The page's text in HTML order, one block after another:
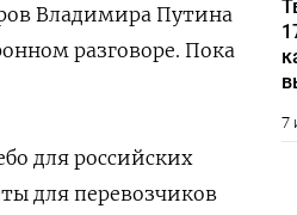
Владимира Путина
разговоре. Пока
для российских
для перевозчиков